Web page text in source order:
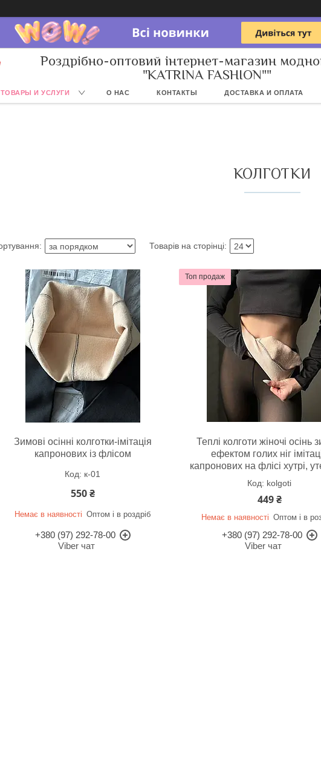
Роздрібно-оптовий інтернет-магазин
"KATRINA FASHION""
ТОВАРЫ И УСЛУГИ О НАС КОНТАКТЫ ДОСТАВКА И ОПЛАТА
КОЛГОТКИ
Зимові осінні колготки-імітація
капронових із флісом
к-01
550 ₴
Немає в наявності Оптом і в роздріб
+380 (97) 292-78-00
Viber чат
Топ продаж
Теплі колготи жіночі осінь
ефектом голих ніг
капронових на флісі хутрі,
kolgoti
449 ₴
Немає в наявності Оптом і в
+380 (97) 292-78-00
Viber чат